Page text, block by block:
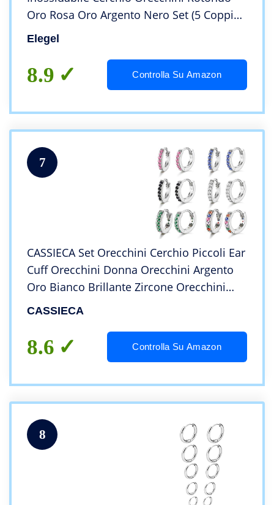
Oro Rosa Oro Argento Nero Set (5 Coppie)
Uomo Donna 8mm 10mm 12mm 14mm
16mm
Elegel
8.9 Controlla Su Amazon
7
CASSIECA Set Orecchini Cerchio Piccoli Ear
Cuff Orecchini Donna Orecchini Argento
Oro Bianco Brillante Zircone Orecchini
Cerchio Huggie Orecchini Ipoallergenico 6
CASSIECA
8.6 Controlla Su Amazon
8